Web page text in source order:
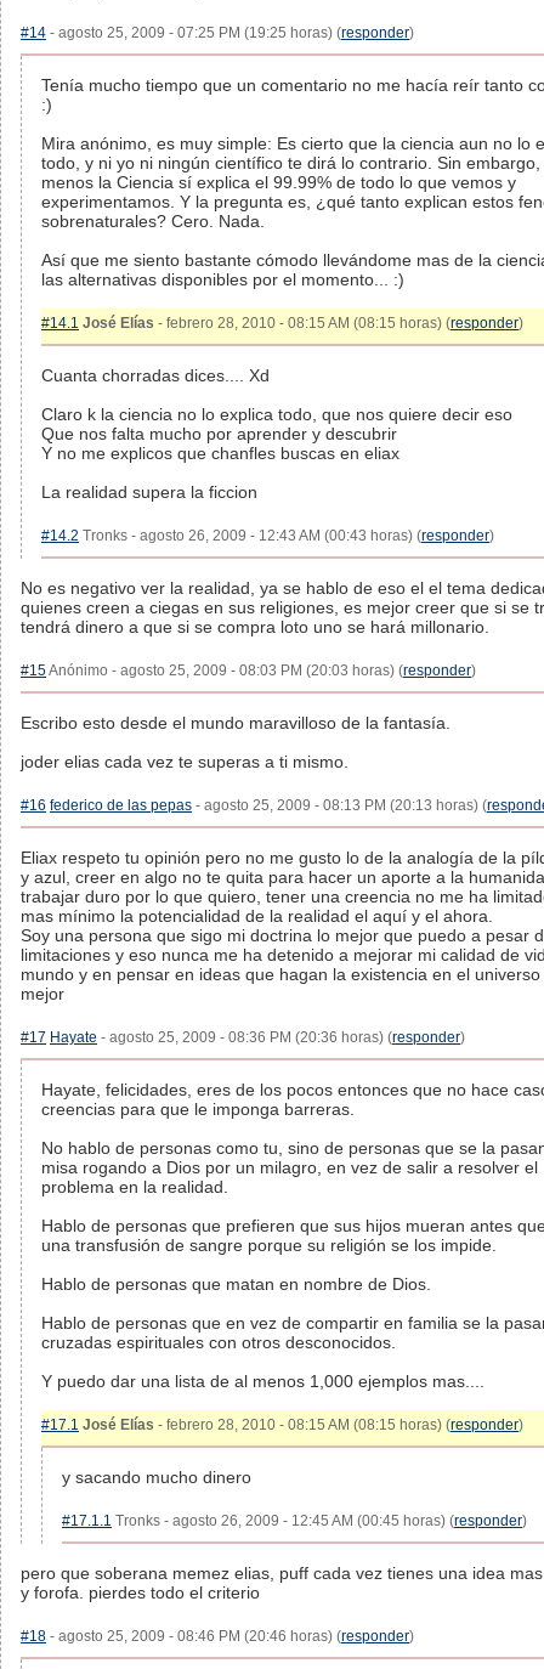
#14 - agosto 25, 2009 - 07:25 PM (19:25 horas) (responder)
Tenía mucho tiempo que un comentario no me hacía reír tanto
:)
Mira anónimo, es muy simple: Es cierto que la ciencia aun no lo
todo, y ni yo ni ningún científico te dirá lo contrario. Sin embargo,
menos la Ciencia sí explica el 99.99% de todo lo que vemos y
experimentamos. Y la pregunta es, ¿qué tanto explican estos
sobrenaturales? Cero. Nada.
Así que me siento bastante cómodo llevándome mas de la
las alternativas disponibles por el momento... :)
#14.1 José Elías - febrero 28, 2010 - 08:15 AM (08:15 horas) (responder)
Cuanta chorradas dices.... Xd
Claro k la ciencia no lo explica todo, que nos quiere decir eso
Que nos falta mucho por aprender y descubrir
Y no me explicos que chanfles buscas en eliax
La realidad supera la ficcion
#14.2 Tronks - agosto 26, 2009 - 12:43 AM (00:43 horas) (responder)
No es negativo ver la realidad, ya se hablo de eso el el tema
quienes creen a ciegas en sus religiones, es mejor creer que si se
tendrá dinero a que si se compra loto uno se hará millonario.
#15Anónimo - agosto 25, 2009 - 08:03 PM (20:03 horas) (responder)
Escribo esto desde el mundo maravilloso de la fantasía.
joder elias cada vez te superas a ti mismo.
#16 federico de las pepas - agosto 25, 2009 - 08:13 PM (20:13 horas) (
Eliax respeto tu opinión pero no me gusto lo de la analogía de la
y azul, creer en algo no te quita para hacer un aporte a la
trabajar duro por lo que quiero, tener una creencia no me ha
mas mínimo la potencialidad de la realidad el aquí y el ahora.
Soy una persona que sigo mi doctrina lo mejor que puedo a pesar
limitaciones y eso nunca me ha detenido a mejorar mi calidad de
mundo y en pensar en ideas que hagan la existencia en el
mejor
#17 Hayate - agosto 25, 2009 - 08:36 PM (20:36 horas) (responder)
Hayate, felicidades, eres de los pocos entonces que no hace
creencias para que le imponga barreras.
No hablo de personas como tu, sino de personas que se la
misa rogando a Dios por un milagro, en vez de salir a resolver el
problema en la realidad.
Hablo de personas que prefieren que sus hijos mueran antes
una transfusión de sangre porque su religión se los impide.
Hablo de personas que matan en nombre de Dios.
Hablo de personas que en vez de compartir en familia se la
cruzadas espirituales con otros desconocidos.
Y puedo dar una lista de al menos 1,000 ejemplos mas....
#17.1 José Elías - febrero 28, 2010 - 08:15 AM (08:15 horas) (responder)
y sacando mucho dinero
#17.1.1 Tronks - agosto 26, 2009 - 12:45 AM (00:45 horas) (responder)
pero que soberana memez elias, puff cada vez tienes una idea
y forofa. pierdes todo el criterio
#18 - agosto 25, 2009 - 08:46 PM (20:46 horas) (responder)